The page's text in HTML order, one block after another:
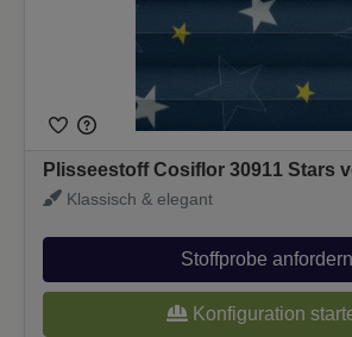
Plisseestoff Cosiflor 30911 Stars
Klassisch & elegant
Stoffprobe anfordern
Konfiguration